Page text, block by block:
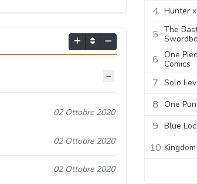
02 Ottobre 2020
02 Ottobre 2020
02 Ottobre 2020
4 Hunter
5 The
6 One
Comics
7 Solo
8 One
9 Blue
10 Kingdom